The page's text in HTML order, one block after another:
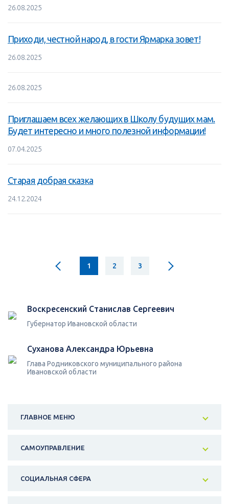
26.08.2025
Приходи, честной народ, в гости Ярмарка зовет!
26.08.2025
26.08.2025
Приглашаем всех желающих в Школу будущих мам.
Будет интересно и много полезной информации!
07.04.2025
Старая добрая сказка
24.12.2024
1 2 3
Воскресенский Станислав Сергеевич
Губернатор Ивановской области
Суханова Александра Юрьевна
Глава Родниковского муниципального района
Ивановской области
ГЛАВНОЕ МЕНЮ
САМОУПРАВЛЕНИЕ
СОЦИАЛЬНАЯ СФЕРА